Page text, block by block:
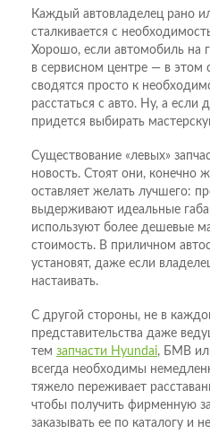
Каждый автовладелец рано
сталкивается с
Хорошо, если автомобиль на
в сервисном центре — в этом
сводятся просто к
расстаться с авто. Ну, а если
придется выбирать
Существование «левых»
новость. Стоят они, конечно
оставляет желать лучшего:
выдерживают идеальные
используют более дешевые
стоимость. В приличном
установят, даже если
настаивать.
С другой стороны, не в
представительства даже
тем запчасти Hyundai, БМВ
всегда необходимы
тяжело переживает
чтобы получить фирменную
заказывать ее по каталогу и